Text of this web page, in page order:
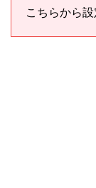
こちらから